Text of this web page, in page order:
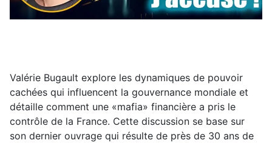
Valérie Bugault explore les dynamiques de pouvoir
cachées qui influencent la gouvernance mondiale et
détaille comment une «mafia» financière a pris le
contrôle de la France. Cette discussion se base sur
son dernier ouvrage qui résulte de près de 30 ans de